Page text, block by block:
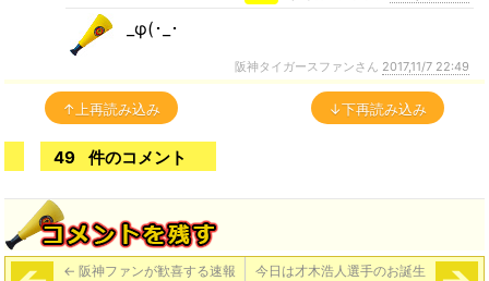
_φ(･_･
阪神タイガースファンさん 2017,11/7 22:49
↑上再読み込み ↓下再読み込み
49 件のコメント
← 阪神ファンが歓喜する速報
今日は才木浩人選手のお誕生